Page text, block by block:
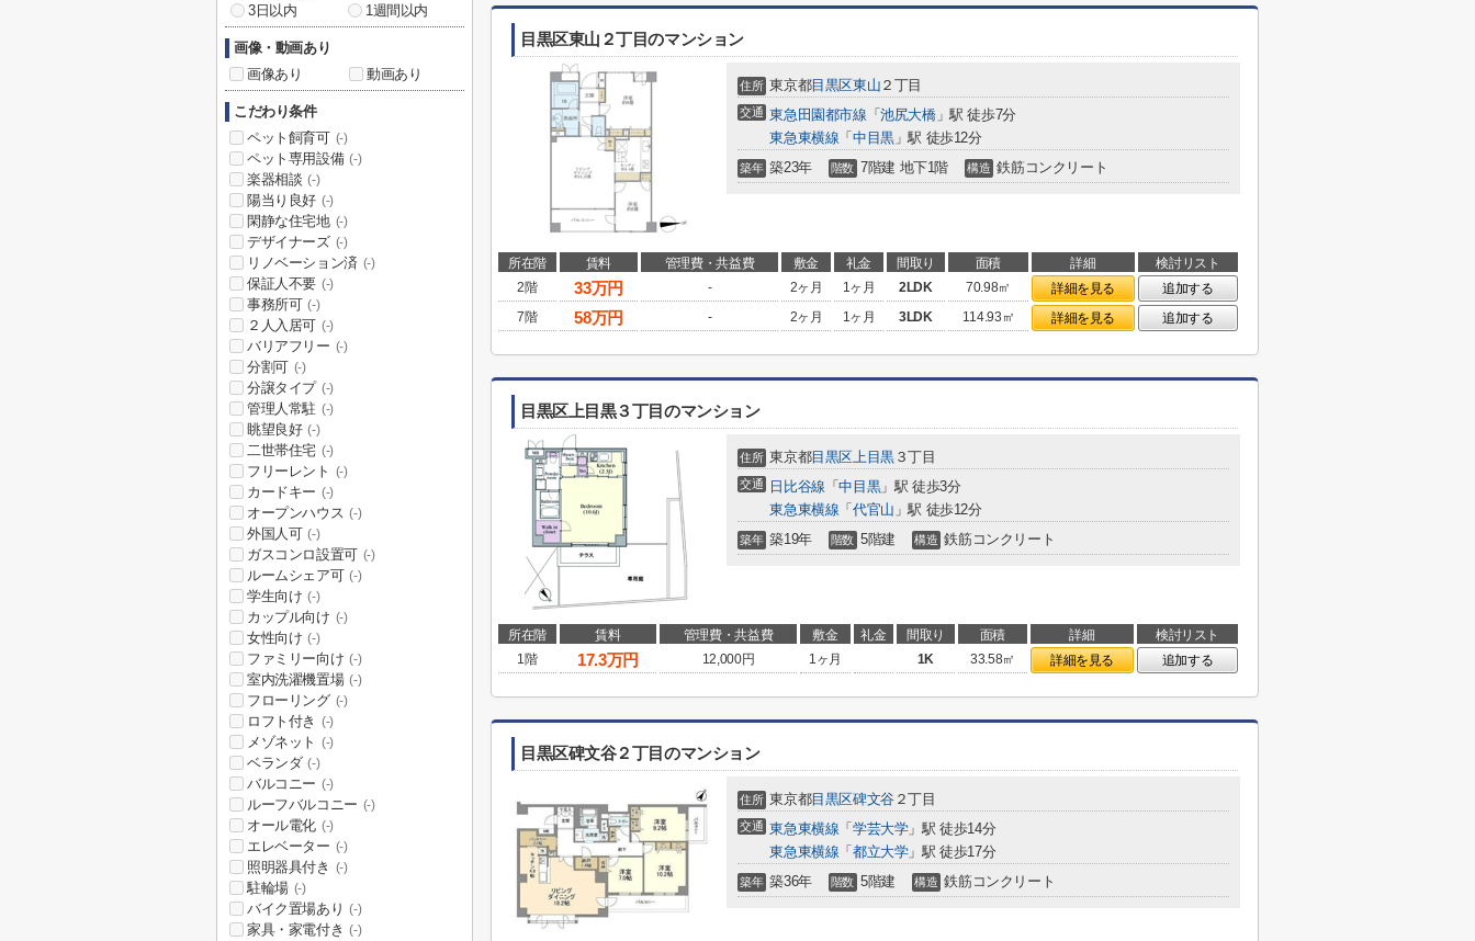
目黒区東山２丁目のマンション
住所 東京都目黒区東山 ２丁目
交通 東急田園都市線 「池尻大橋」駅 徒歩7分
東急東横線 「 中目黒」駅 徒歩12分
築年 築23年 階数 7階建 地下1階 構造 鉄筋コンクリート
所在階 賃料 管理費・共益費 敷金 礼金 間取り 面積 詳細
検討リスト
2階
33万円 - 2ヶ月 1ヶ月 2LDK 70.98㎡ 詳細を見る
追加する
7階
58万円 - 2ヶ月 1ヶ月 3LDK 114.93㎡ 詳細を見る 追加する
目黒区上目黒３丁目のマンション
住所 東京都目黒区上目黒３丁目
交通 日比谷線 「中目黒」駅 徒歩3分
東急東横線 「 代官山 」駅 徒歩12分
築年 築19年 階数 5階建 構造 鉄筋コンクリート
所在階 賃料 管理費・共益費 敷金 礼金 間取り 面積 詳細
検討リスト
1階
17.3万円 12,000円 1ヶ月 1K 33.58㎡ 詳細を見る 追加する
目黒区碑文谷２丁目のマンション
住所 東京都目黒区碑文谷２丁目
交通 東急東横線 「 学芸大学」駅 徒歩14分
東急東横線 「 都立大学」駅 徒歩17分
築年 築36年 階数 5階建 構造 鉄筋コンクリート
3日以内
1週間以内
画像・動画あり
画像あり
動画あり
こだわり条件
ペット飼育可 (-)
ペット専用設備 (-)
楽器相談 (-)
陽当り良好 (-)
閑静な住宅地 (-)
デザイナーズ (-)
リノベーション済 (-)
保証人不要 (-)
事務所可 (-)
２人入居可 (-)
バリアフリー (-)
分割可 (-)
分譲タイプ (-)
管理人常駐 (-)
眺望良好 (-)
二世帯住宅 (-)
フリーレント (-)
カードキー (-)
オープンハウス (-)
外国人可 (-)
ガスコンロ設置可 (-)
ルームシェア可 (-)
学生向け (-)
カップル向け (-)
女性向け (-)
ファミリー向け (-)
室内洗濯機置場 (-)
フローリング (-)
ロフト付き (-)
メゾネット (-)
ベランダ (-)
バルコニー (-)
ルーフバルコニー (-)
オール電化 (-)
エレベーター (-)
照明器具付き (-)
駐輪場 (-)
バイク置場あり (-)
家具・家電付き (-)